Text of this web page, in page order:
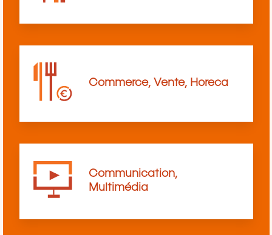
Commerce, Vente, Horeca
Communication,
Multimédia